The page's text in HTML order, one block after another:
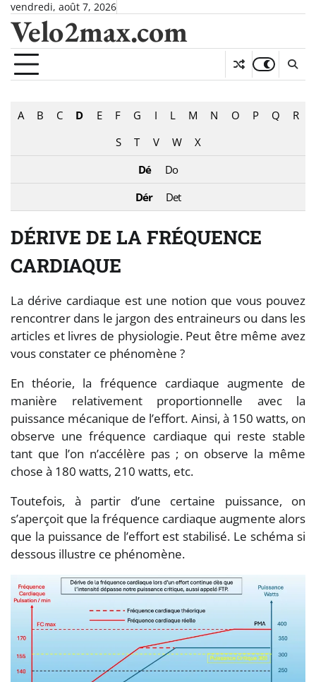
Skip
content
vendredi, août 7, 2026
Velo2max.com
A B C D E F G I L M N O P Q
R
S
T V W
X
Dé
Do
Dér
Det
DÉRIVE DE LA FRÉQUENCE
CARDIAQUE
La dérive cardiaque est une notion que vous pouvez
rencontrer dans le jargon des entraineurs ou dans les
articles et livres de physiologie. Peut être même avez
vous constater ce phénomène ?
En théorie, la fréquence cardiaque augmente de
manière relativement proportionnelle avec la
puissance mécanique de l’effort. Ainsi, à 150 watts, on
observe une fréquence cardiaque qui reste stable
tant que l’on n’accélère pas ; on observe la même
chose à 180 watts, 210 watts, etc.
Toutefois, à partir d’une certaine puissance, on
s’aperçoit que la fréquence cardiaque augmente alors
que la puissance de l’effort est stabilisé. Le schéma si
dessous illustre ce phénomène.